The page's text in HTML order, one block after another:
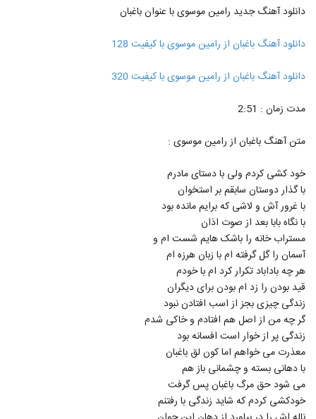
دانلود آهنگ دل دیوونه از شاهین ملک پور
5322
5323
دانلود آهنگ جدید و زیبای حمید عسکری با نام
۲۸۵ بازدید
5324
Xaniar Nemidooni (Acoustic
۲۸۰ بازدید
5325
موزیک زیبای دورت بگردم از محمد میزبانی
۳۰۹ بازدید
5326
موزیک زیبای دختره خان از وحید سام
۲۶۳ بازدید
صادق آتشی آهنگ عاشقانه
۲۴۵ بازدید
دانلود آهنگ جدید رامین موسوی با عنوان باغبان
دانلود آهنگ باغبان از رامین موسوی با کیفیت 128
دانلود آهنگ باغبان از رامین موسوی با کیفیت 320
مدت زمان : 2:51
متن آهنگ باغبان از رامین موسوی :
خود کشی کردم ولی با دستای مادرم
با گذار دوستان سابقم بر استخوان
با غرور آش و لاشی که برایم مانده بود
با نگاه بابا بعد از صوت اذان
مستراب خانه را باشک هایم شست ام و
آسمان را گل گرفته ام با زبان هرزه ام
هر چه باداباد تکرار کرد ام با خودم
قید بودن را زد ام بودن برای دیگران
زندگی چیزی بجز از اسب افتادن نبود
گر چه من از اصل هم افتادم و خاکی شدم
زندگی پر از خوار است افسانه بود
معذرت می خواهم اما کون لق باغبان
با دهانی بسته و چشمانی باز هم
می شود حق مرگ باغبان پس گرفت
خودکشی کردم که شاید زندگی با رفتنم